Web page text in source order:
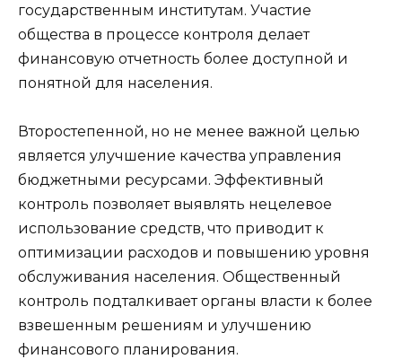
государственным институтам. Участие
общества в процессе контроля делает
финансовую отчетность более доступной и
понятной для населения.
Второстепенной, но не менее важной целью
является улучшение качества управления
бюджетными ресурсами. Эффективный
контроль позволяет выявлять нецелевое
использование средств, что приводит к
оптимизации расходов и повышению уровня
обслуживания населения. Общественный
контроль подталкивает органы власти к более
взвешенным решениям и улучшению
финансового планирования.